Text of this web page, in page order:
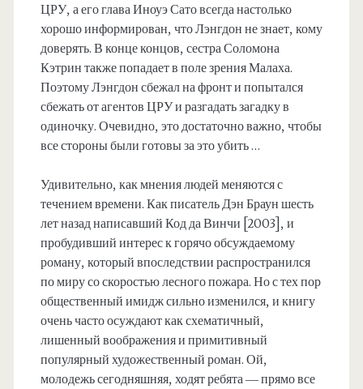
ЦРУ, а его глава Иноуэ Сато всегда настолько
хорошо информирован, что Лэнгдон не знает, кому
доверять. В конце концов, сестра Соломона
Кэтрин также попадает в поле зрения Малаха.
Поэтому Лэнгдон сбежал на фронт и попытался
сбежать от агентов ЦРУ и разгадать загадку в
одиночку. Очевидно, это достаточно важно, чтобы
все стороны были готовы за это убить …
Удивительно, как мнения людей меняются с
течением времени. Как писатель Дэн Браун шесть
лет назад написавший Код да Винчи [2003], и
пробудивший интерес к горячо обсуждаемому
роману, который впоследствии распространился
по миру со скоростью лесного пожара. Но с тех пор
общественный имидж сильно изменился, и книгу
очень часто осуждают как схематичный,
лишенный воображения и примитивный
популярный художественный роман. Ой,
молодежь сегодняшняя, ходят ребята — прямо все